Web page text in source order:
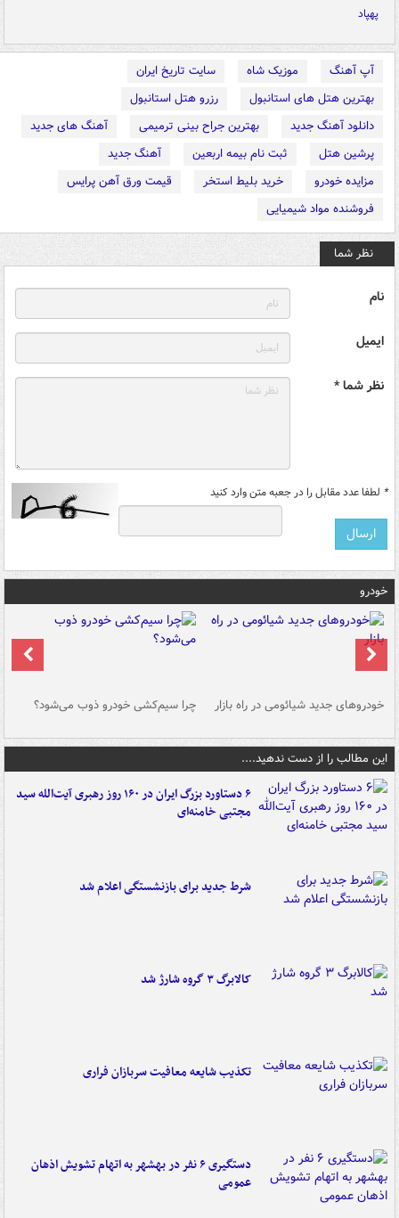
پهپاد
آپ آهنگ موزیک شاه
سایت تاریخ ایران
بهترین هتل های استانبول
رزرو هتل استانبول
دانلود آهنگ جدید
بهترین جراح بینی ترمیمی
آهنگ های جدید
پرشین هتل
ثبت نام بیمه اربعین
آهنگ جدید
مزایده خودرو
خرید بلیط استخر
قیمت ورق آهن پرایس
فروشنده مواد شیمیایی
نظر شما
نام
ایمیل
نظر شما *
* لطفا عدد مقابل را در جعبه متن وارد کنید
خودرو
خودروهای جدید شیائومی در راه بازار چرا سیم‌کشی خودرو ذوب می‌شود؟
این مطالب را از دست ندهید....
۶ دستاورد بزرگ ایران در ۱۶۰ روز رهبری آیت‌الله سید
مجتبی خامنه‌ای
شرط جدید برای بازنشستگی اعلام شد
کالابرگ ۳ گروه شارژ شد
تکذیب شایعه معافیت سربازان فراری
دستگیری ۶ نفر در بهشهر به اتهام تشویش اذهان
عمومی